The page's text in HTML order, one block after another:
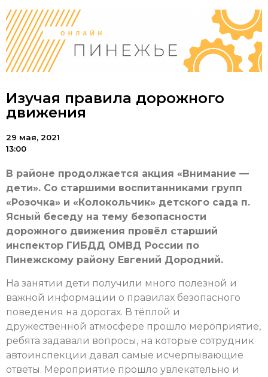
Изучая правила дорожного
движения
29 мая, 2021
13:00
В районе продолжается акция «Внимание —
дети». Со старшими воспитанниками групп
«Розочка» и «Колокольчик» детского сада п.
Ясный беседу на тему безопасности
дорожного движения провёл старший
инспектор ГИБДД ОМВД России по
Пинежскому району Евгений Дородний.
На занятии дети получили много полезной и
важной информации о правилах безопасного
поведения на дорогах. В тёплой и
дружественной атмосфере прошло мероприятие,
ребята задавали вопросы, на которые сотрудник
автоинспекции давал самые исчерпывающие
ответы. Мероприятие прошло увлекательно и